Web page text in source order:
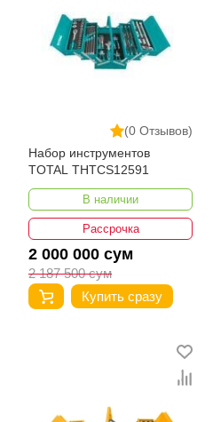
(0 Отзывов)
Набор инструментов
TOTAL THTCS12591
В наличии
Рассрочка
2 000 000 сум
2 187 500 сум
Купить сразу